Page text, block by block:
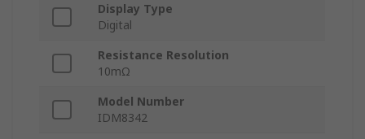
Display Type
Digital
Resistance Resolution
10mΩ
Model Number
IDM8342